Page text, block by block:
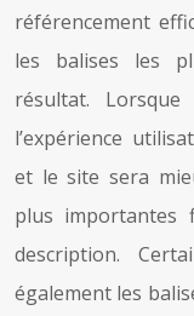
référencement
les balises les
résultat. Lorsque
l’expérience
et le site sera
plus
description.
également les